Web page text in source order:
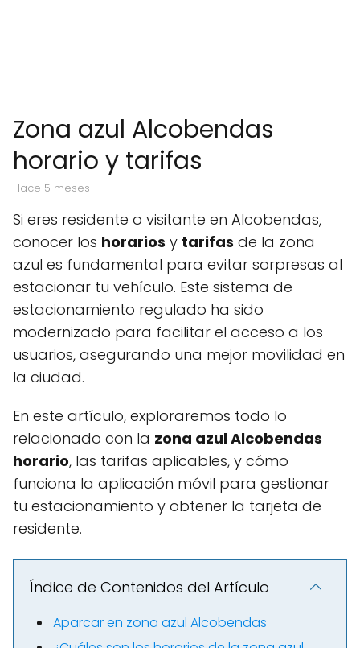
Zona azul Alcobendas
horario y tarifas
hace 5 meses
Si eres residente o visitante en Alcobendas,
conocer los horarios y tarifas de la zona
azul es fundamental para evitar sorpresas al
estacionar tu vehículo. Este sistema de
estacionamiento regulado ha sido
modernizado para facilitar el acceso a los
usuarios, asegurando una mejor movilidad en
la ciudad.
En este artículo, exploraremos todo lo
relacionado con la zona azul Alcobendas
horario, las tarifas aplicables, y cómo
funciona la aplicación móvil para gestionar
tu estacionamiento y obtener la tarjeta de
residente.
Índice de Contenidos del Artículo
Aparcar en zona azul Alcobendas